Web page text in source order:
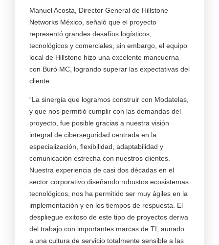
Manuel Acosta, Director General de Hillstone
Networks México, señaló que el proyecto
representó grandes desafíos logísticos,
tecnológicos y comerciales, sin embargo, el equipo
local de Hillstone hizo una excelente mancuerna
con Buró MC, logrando superar las expectativas del
cliente.
“La sinergia que logramos construir con Modatelas,
y que nos permitió cumplir con las demandas del
proyecto, fue posible gracias a nuestra visión
integral de ciberseguridad centrada en la
especialización, flexibilidad, adaptabilidad y
comunicación estrecha con nuestros clientes.
Nuestra experiencia de casi dos décadas en el
sector corporativo diseñando robustos ecosistemas
tecnológicos, nos ha permitido ser muy ágiles en la
implementación y en los tiempos de respuesta. El
despliegue exitoso de este tipo de proyectos deriva
del trabajo con importantes marcas de TI, aunado
a una cultura de servicio totalmente sensible a las